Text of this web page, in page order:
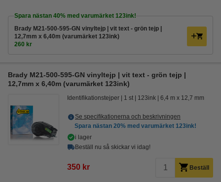
Spara nästan 40% med varumärket 123ink!
Brady M21-500-595-GN vinyltejp | vit text - grön tejp |
12,7mm x 6,40m (varumärket 123ink)
260 kr
Brady M21-500-595-GN vinyltejp | vit text - grön tejp |
12,7mm x 6,40m (varumärket 123ink)
Identifikationstejper 1 st 123ink 6,4 m x 12,7 mm
Se specifikationerna och beskrivningen
Spara nästan 20% med varumärket 123ink!
i lager
Beställ nu så skickar vi idag!
350 kr Beställ